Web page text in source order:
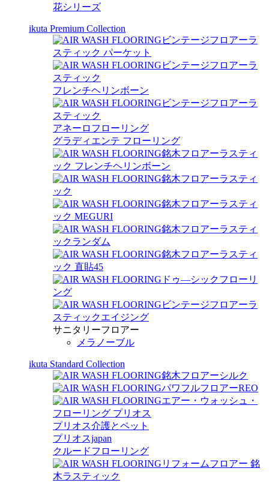
花シリーズ
ikuta Premium Collection
ビンテージフロアーラ
スティック パーケット
ビンテージフロアーラ
スティック
フレンチヘリンボーン
ビンテージフロアーラ
スティック
アネーロフローリング
グラディエンテ フローリング
銘木フロアーラスティ
ック フレンチヘリンボーン
銘木フロアーラスティ
ック
銘木フロアーラスティ
ック MEGURI
銘木フロアーラスティ
ックランダム
銘木フロアーラスティ
ック 直貼45
ドゥ―シックフローリ
ング
ビンテージフロアーラ
スティックエイジング
サニタリーフロアー
メラノーブル
ikuta Standard Collection
銘木フロアーシルク
パワフルフロアーREO
エアー・ウォッシュ・
フローリング プリオス
プリオス介護とペット
プリオスjapan
クルードフローリング
リフォームフロアー 銘
木ラスティック